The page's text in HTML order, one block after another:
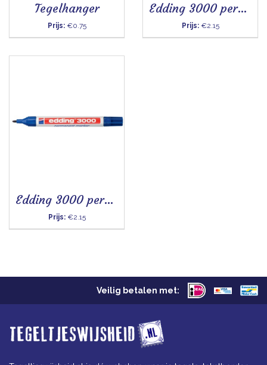
Tegelhanger
Prijs:€0.75
Edding 3000 permanent marker zwart
Prijs:€2.15
Edding 3000 permanent marker blauw
Prijs:€2.15
Veilig betalen met: